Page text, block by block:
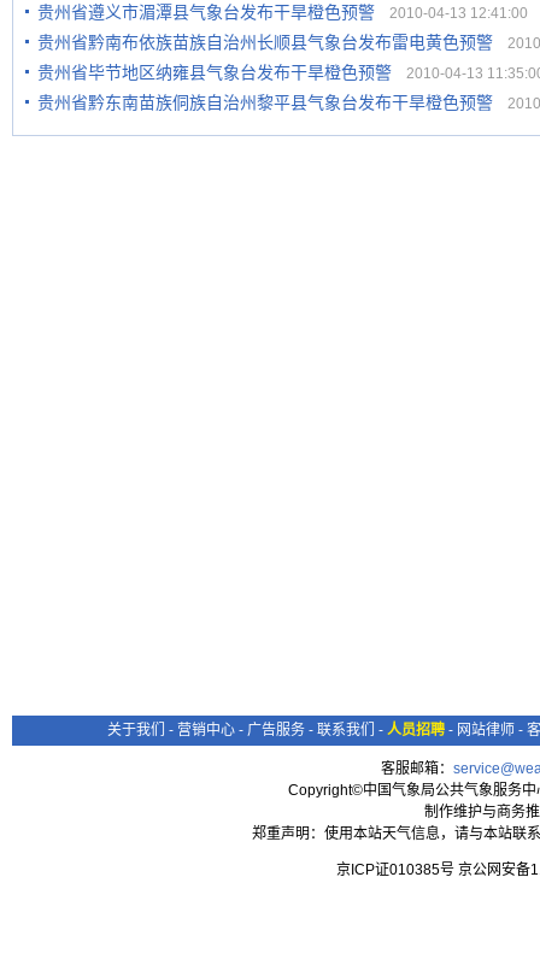
贵州省遵义市湄潭县气象台发布干旱橙色预警 2010-04-13 12:41:00
贵州省黔南布依族苗族自治州长顺县气象台发布雷电黄色预警
贵州省毕节地区纳雍县气象台发布干旱橙色预警 2010-04-13
贵州省黔东南苗族侗族自治州黎平县气象台发布干旱橙色预警
关于我们 - 营销中心 - 广告服务 - 联系我们 - 人员招聘 - 网站律师 -
客服邮箱：
Copyright©中国气象局公共气象服务
制作维护与商务
郑重声明：使用本站天气信息，请与本站联
京ICP证010385号 京公网安备